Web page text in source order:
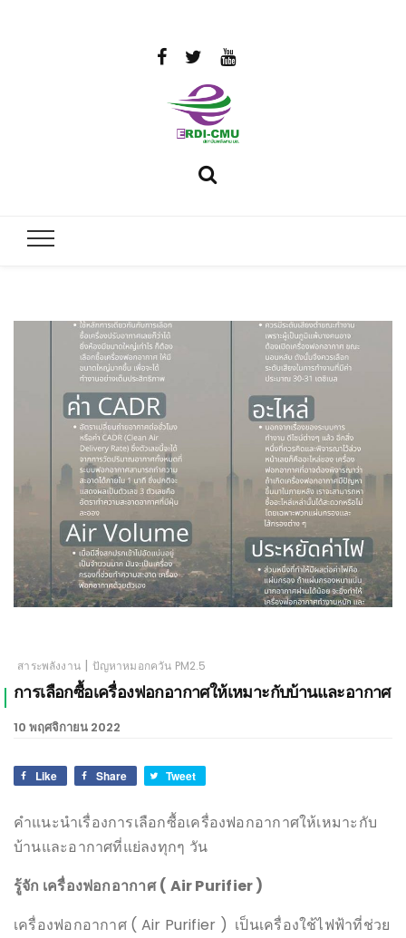
พิงค์
มหาวิทยาลัย
เชียงใหม่
สาระพลังงาน | ปัญหาหมอกควัน PM2.5
การเลือกซื้อเครื่องฟอกอากาศให้เหมาะกับบ้านและอากาศ
10 พฤศจิกายน 2022
Like Share Tweet
คำแนะนำเรื่องการเลือกซื้อเครื่องฟอกอากาศให้เหมาะกับ
บ้านและอากาศที่แย่ลงทุกๆ วัน
รู้จัก เครื่องฟอกอากาศ ( Air Purifier )
เครื่องฟอกอากาศ ( Air Purifier ) เป็นเครื่องใช้ไฟฟ้าที่ช่วย